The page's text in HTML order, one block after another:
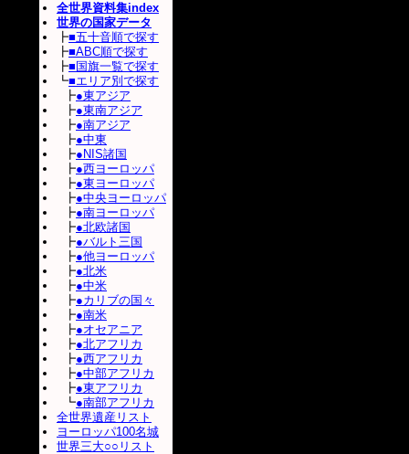
全世界資料集index
世界の国家データ
┣■五十音順で探す
┣■ABC順で探す
┣■国旗一覧で探す
┗■エリア別で探す
┣●東アジア
┣●東南アジア
┣●南アジア
┣●中東
┣●NIS諸国
┣●西ヨーロッパ
┣●東ヨーロッパ
┣●中央ヨーロッパ
┣●南ヨーロッパ
┣●北欧諸国
┣●バルト三国
┣●他ヨーロッパ
┣●北米
┣●中米
┣●カリブの国々
┣●南米
┣●オセアニア
┣●北アフリカ
┣●西アフリカ
┣●中部アフリカ
┣●東アフリカ
┗●南部アフリカ
全世界遺産リスト
ヨーロッパ100名城
世界三大○○リスト